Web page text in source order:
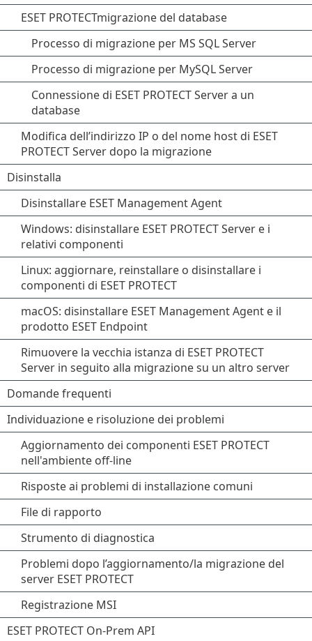
ESET PROTECTmigrazione del database
Processo di migrazione per MS SQL Server
Processo di migrazione per MySQL Server
Connessione di ESET PROTECT Server a un
database
Modifica dell’indirizzo IP o del nome host di ESET
PROTECT Server dopo la migrazione
Disinstalla
Disinstallare ESET Management Agent
Windows: disinstallare ESET PROTECT Server e i
relativi componenti
Linux: aggiornare, reinstallare o disinstallare i
componenti di ESET PROTECT
macOS: disinstallare ESET Management Agent e il
prodotto ESET Endpoint
Rimuovere la vecchia istanza di ESET PROTECT
Server in seguito alla migrazione su un altro server
Domande frequenti
Individuazione e risoluzione dei problemi
Aggiornamento dei componenti ESET PROTECT
nell'ambiente off-line
Risposte ai problemi di installazione comuni
File di rapporto
Strumento di diagnostica
Problemi dopo l’aggiornamento/la migrazione del
server ESET PROTECT
Registrazione MSI
ESET PROTECT On-Prem API